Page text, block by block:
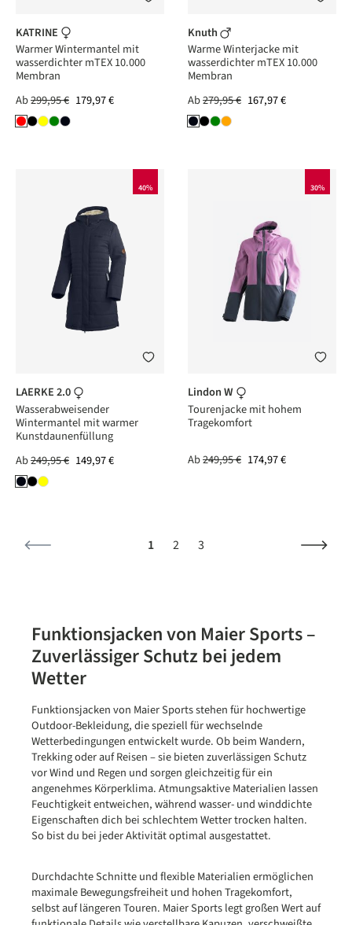
KATRINE
Warmer Wintermantel mit
wasserdichter mTEX 10.000
Membran
Ab299,95 € 179,97 €
Knuth
Warme Winterjacke mit
wasserdichter mTEX 10.000
Membran
Ab279,95 € 167,97 €
40%
LAERKE 2.0
Wasserabweisender
Wintermantel mit warmer
Kunstdaunenfüllung
Ab249,95 € 149,97 €
30%
Lindon W
Tourenjacke mit hohem
Tragekomfort
Ab249,95 € 174,97 €
Seite
1 Seite
2 Seite
3
Funktionsjacken von Maier Sports –
Zuverlässiger Schutz bei jedem
Wetter
Funktionsjacken von Maier Sports stehen für hochwertige
Outdoor-Bekleidung, die speziell für wechselnde
Wetterbedingungen entwickelt wurde. Ob beim Wandern,
Trekking oder auf Reisen – sie bieten zuverlässigen Schutz
vor Wind und Regen und sorgen gleichzeitig für ein
angenehmes Körperklima. Atmungsaktive Materialien lassen
Feuchtigkeit entweichen, während wasser- und winddichte
Eigenschaften dich bei schlechtem Wetter trocken halten.
So bist du bei jeder Aktivität optimal ausgestattet.
Durchdachte Schnitte und flexible Materialien ermöglichen
maximale Bewegungsfreiheit und hohen Tragekomfort,
selbst auf längeren Touren. Maier Sports legt großen Wert auf